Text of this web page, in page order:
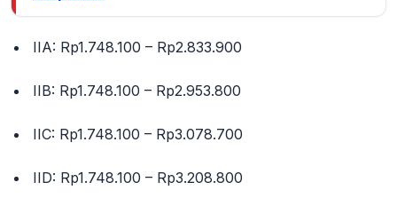
IIA: Rp1.748.100 – Rp2.833.900
IIB: Rp1.748.100 – Rp2.953.800
IIC: Rp1.748.100 – Rp3.078.700
IID: Rp1.748.100 – Rp3.208.800